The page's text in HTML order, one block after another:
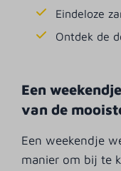
Eindeloze
Ontdek de
Een
van de
Een weekendje
manier om bij te